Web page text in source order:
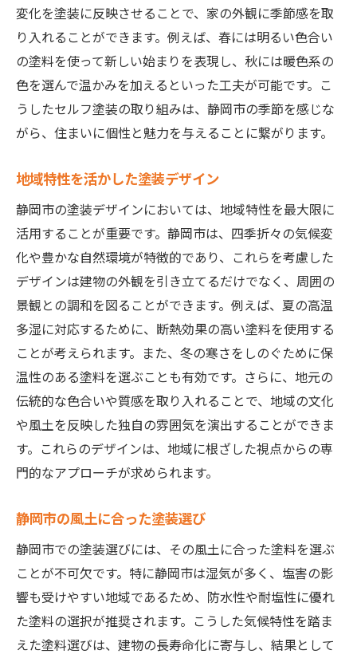
変化を塗装に反映させることで、家の外観に季節感を取
り入れることができます。例えば、春には明るい色合い
の塗料を使って新しい始まりを表現し、秋には暖色系の
色を選んで温かみを加えるといった工夫が可能です。こ
うしたセルフ塗装の取り組みは、静岡市の季節を感じな
がら、住まいに個性と魅力を与えることに繋がります。
地域特性を活かした塗装デザイン
静岡市の塗装デザインにおいては、地域特性を最大限に
活用することが重要です。静岡市は、四季折々の気候変
化や豊かな自然環境が特徴的であり、これらを考慮した
デザインは建物の外観を引き立てるだけでなく、周囲の
景観との調和を図ることができます。例えば、夏の高温
多湿に対応するために、断熱効果の高い塗料を使用する
ことが考えられます。また、冬の寒さをしのぐために保
温性のある塗料を選ぶことも有効です。さらに、地元の
伝統的な色合いや質感を取り入れることで、地域の文化
や風土を反映した独自の雰囲気を演出することができま
す。これらのデザインは、地域に根ざした視点からの専
門的なアプローチが求められます。
静岡市の風土に合った塗装選び
静岡市での塗装選びには、その風土に合った塗料を選ぶ
ことが不可欠です。特に静岡市は湿気が多く、塩害の影
響も受けやすい地域であるため、防水性や耐塩性に優れ
た塗料の選択が推奨されます。こうした気候特性を踏ま
えた塗料選びは、建物の長寿命化に寄与し、結果として